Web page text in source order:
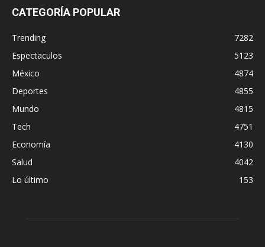
CATEGORÍA POPULAR
Trending
7282
Espectaculos
5123
México
4874
Deportes
4855
Mundo
4815
Tech
4751
Economía
4130
Salud
4042
Lo último
153